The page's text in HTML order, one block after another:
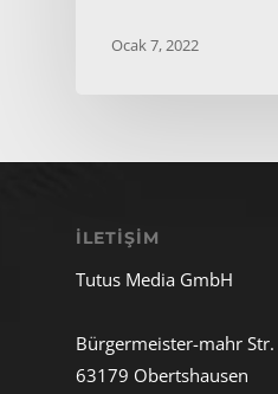
Ocak 7, 2022
İLETIŞIM
Tutus Media GmbH
Bürgermeister-mahr Str.
63179 Obertshausen